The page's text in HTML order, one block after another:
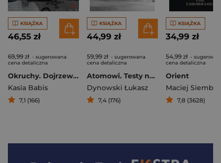
KSIĄŻKA
46,55 zł
69,99 zł - sugerowana
cena detaliczna
Okruchy. Dojrzewanie w postkomunistycznej Polsce
Kasia Babis
7,1 (166)
KSIĄŻKA
44,99 zł
59,99 zł - sugerowana
cena detaliczna
Atomowi. Testy nuklearne na ludziach
Dynowski Łukasz
7,4 (176)
KSIĄŻKA
34,99 zł
54,99 zł -
cena detaliczna
Orient
Maciej
7,8 (3628)